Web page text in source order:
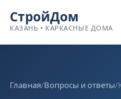
СтройДом
КАЗАНЬ • КАРКАСНЫЕ ДОМА
Главная/Вопросы и ответы/